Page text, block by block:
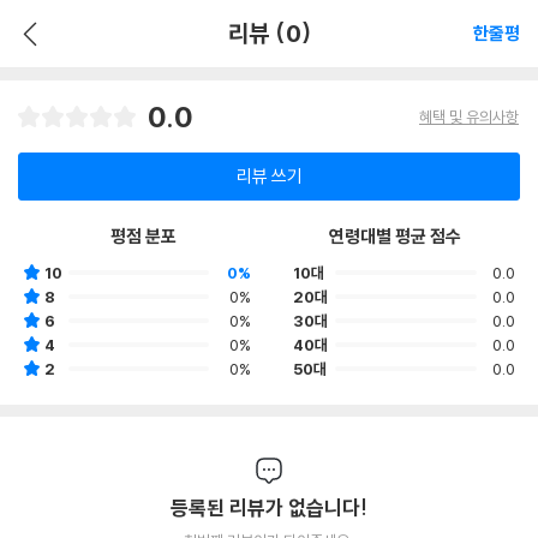
리뷰 (0) 한줄평
0.0 혜택 및 유의사항
리뷰 쓰기
평점 분포
10
0%
8
0%
6
0%
4
0%
2
0%
연령대별 평균 점수
10대
0.0
20대
0.0
30대
0.0
40대
0.0
50대
0.0
등록된 리뷰가 없습니다!